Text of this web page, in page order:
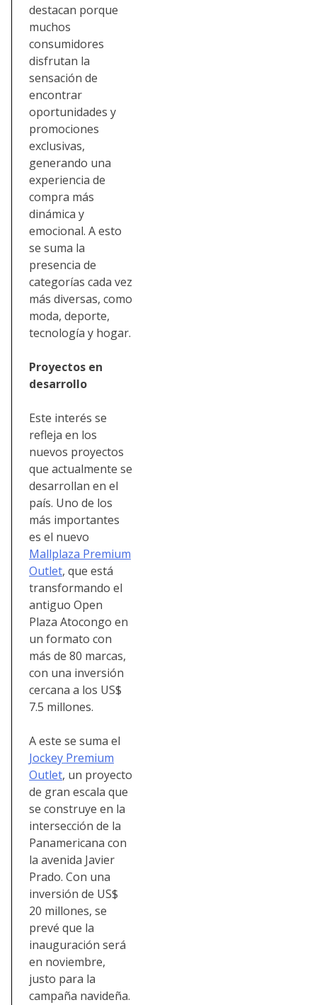
destacan porque
muchos
consumidores
disfrutan la
sensación de
encontrar
oportunidades y
promociones
exclusivas,
generando una
experiencia de
compra más
dinámica y
emocional. A esto
se suma la
presencia de
categorías cada vez
más diversas, como
moda, deporte,
tecnología y hogar.
Proyectos en
desarrollo
Este interés se
refleja en los
nuevos proyectos
que actualmente se
desarrollan en el
país. Uno de los
más importantes
es el nuevo
Mallplaza Premium
Outlet, que está
transformando el
antiguo Open
Plaza Atocongo en
un formato con
más de 80 marcas,
con una inversión
cercana a los US$
7.5 millones.
A este se suma el
Jockey Premium
Outlet, un proyecto
de gran escala que
se construye en la
intersección de la
Panamericana con
la avenida Javier
Prado. Con una
inversión de US$
20 millones, se
prevé que la
inauguración será
en noviembre,
justo para la
campaña navideña.